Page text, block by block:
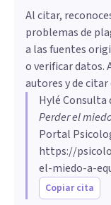
Al citar,
problemas de
a las fuentes
o verificar datos.
autores y de citar
Hylé Consulta
Perder el
Portal
https://
el-miedo-a-
Copiar cita